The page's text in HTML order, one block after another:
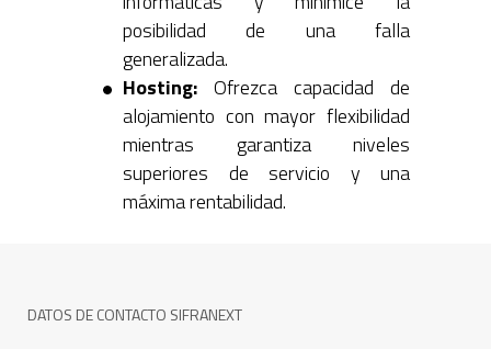
posibilidad de una falla
generalizada.
Hosting: Ofrezca capacidad de
alojamiento con mayor flexibilidad
mientras garantiza niveles
superiores de servicio y una
máxima rentabilidad.
DATOS DE CONTACTO SIFRANEXT